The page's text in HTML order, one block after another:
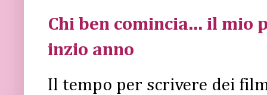
Chi ben comincia... il
inzio anno
Il tempo per scrivere dei